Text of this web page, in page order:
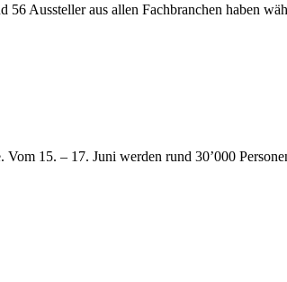
Aussteller aus allen Fachbranchen haben
15. – 17. Juni werden rund 30’000